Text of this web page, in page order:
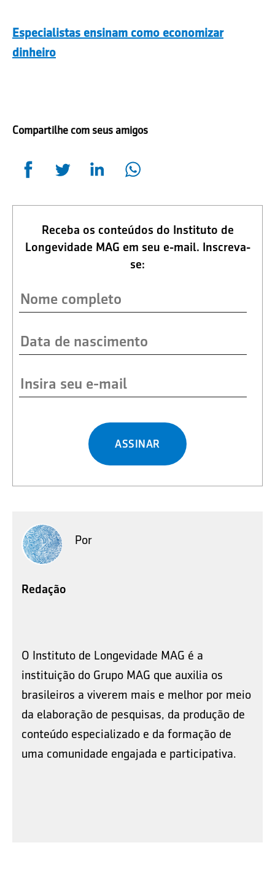
Especialistas ensinam como economizar
dinheiro
Compartilhe com seus amigos
Receba os conteúdos do Instituto de
Longevidade MAG em seu e-mail. Inscreva-
se:
ASSINAR
Por
Redação
O Instituto de Longevidade MAG é a
instituição do Grupo MAG que auxilia os
brasileiros a viverem mais e melhor por meio
da elaboração de pesquisas, da produção de
conteúdo especializado e da formação de
uma comunidade engajada e participativa.